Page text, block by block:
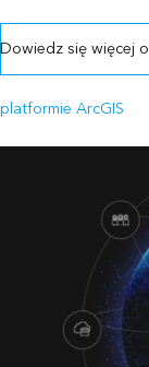
Dowiedz się więcej
platformie ArcGIS